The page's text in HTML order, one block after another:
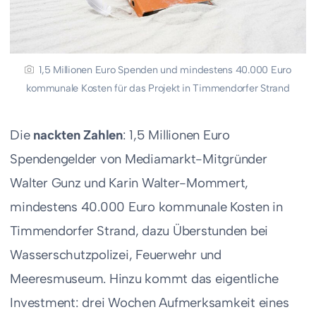
1,5 Millionen Euro Spenden und mindestens 40.000 Euro
kommunale Kosten für das Projekt in Timmendorfer Strand
Die nackten Zahlen: 1,5 Millionen Euro
Spendengelder von Mediamarkt-Mitgründer
Walter Gunz und Karin Walter-Mommert,
mindestens 40.000 Euro kommunale Kosten in
Timmendorfer Strand, dazu Überstunden bei
Wasserschutzpolizei, Feuerwehr und
Meeresmuseum. Hinzu kommt das eigentliche
Investment: drei Wochen Aufmerksamkeit eines